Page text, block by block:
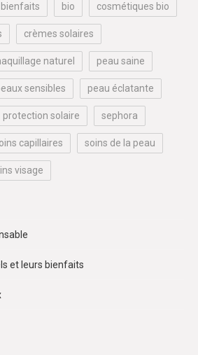
bienfaits bio cosmétiques bio
crèmes solaires
naturel peau saine
sensibles peau éclatante
protection solaire sephora
capillaires soins de la peau
visage
et leurs bienfaits